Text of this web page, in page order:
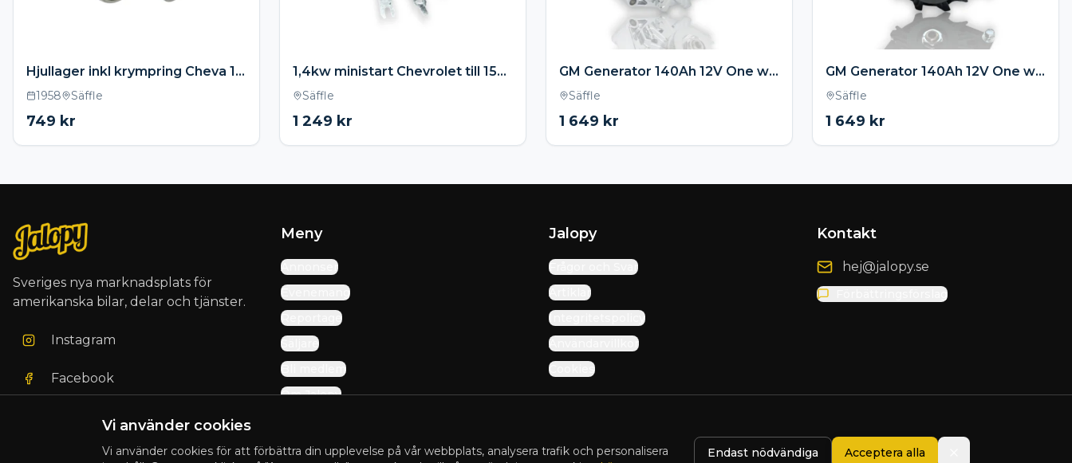
Vi använder cookies
Vi använder cookies för att förbättra din upplevelse på vår webbplats, analysera trafik och personalisera
Endast nödvändiga Acceptera alla
Hjullager inkl krympring Cheva 1958-1964
1958 Säffle
749 kr
1,4kw ministart Chevrolet till 153 / 168 kugg
Säffle
1 249 kr
GM Generator 140Ah 12V One wire- Krom
Säffle
1 649 kr
GM Generator 140Ah 12V One wire – Svart
Säffle
1 649 kr
Sveriges nya marknadsplats för
amerikanska bilar, delar och tjänster.
Instagram
Facebook
Meny
Annonser
Evenemang
Reportage
Säljare
Bli medlem
Om Jalopy
Jalopy
Frågor och Svar
Artiklar
Integritetspolicy
Användarvillkor
Cookies
Kontakt
hej@jalopy.se
Förbättringsförslag